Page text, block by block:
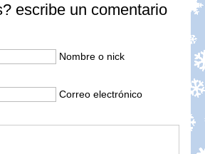
escribe un comentario
Nombre o nick
Correo electrónico